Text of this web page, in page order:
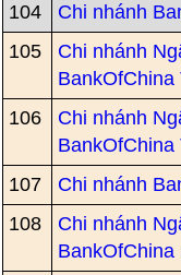
104 Chi nhánh
105
Chi nhánh
106
Chi nhánh
107 Chi nhánh
108
Chi nhánh
BankOfChina